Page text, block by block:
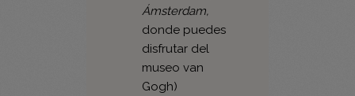
disfrutar del
museo van
Gogh)
Descuentos